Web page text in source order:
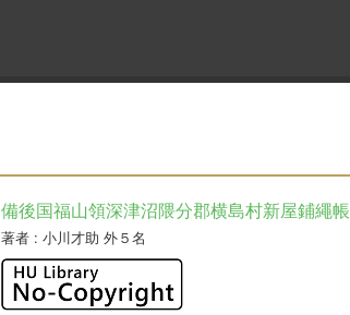
備後国福山領深津沼隈分郡横島村新屋鋪繩帳
著者: 小川才助 外５名